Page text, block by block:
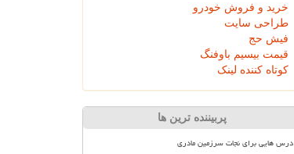
خرید و فروش خودرو
طراحی سایت
فیش حج
قیمت بیسیم باوفنگ
کوتاه کننده لینک
پربیننده ترین ها
درس هایی برای نجات سرزمین مادری